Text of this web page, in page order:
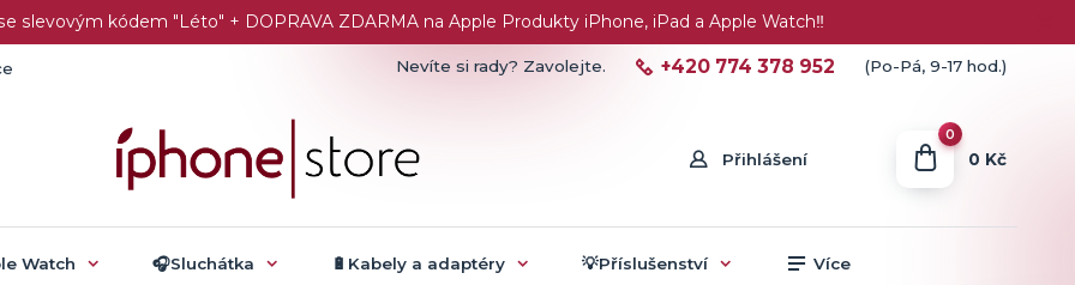
slevovým kódem "Léto" + DOPRAVA ZDARMA na Apple Produkty iPhone, iPad a Apple Watch‼️
Přihlášení
Nevíte si rady? Zavolejte. +420 774 378 952 (Po-Pá, 9-17 hod.)
0
0 Kč
Watch 🎧Sluchátka 🔋Kabely a adaptéry 💡Příslušenství Více